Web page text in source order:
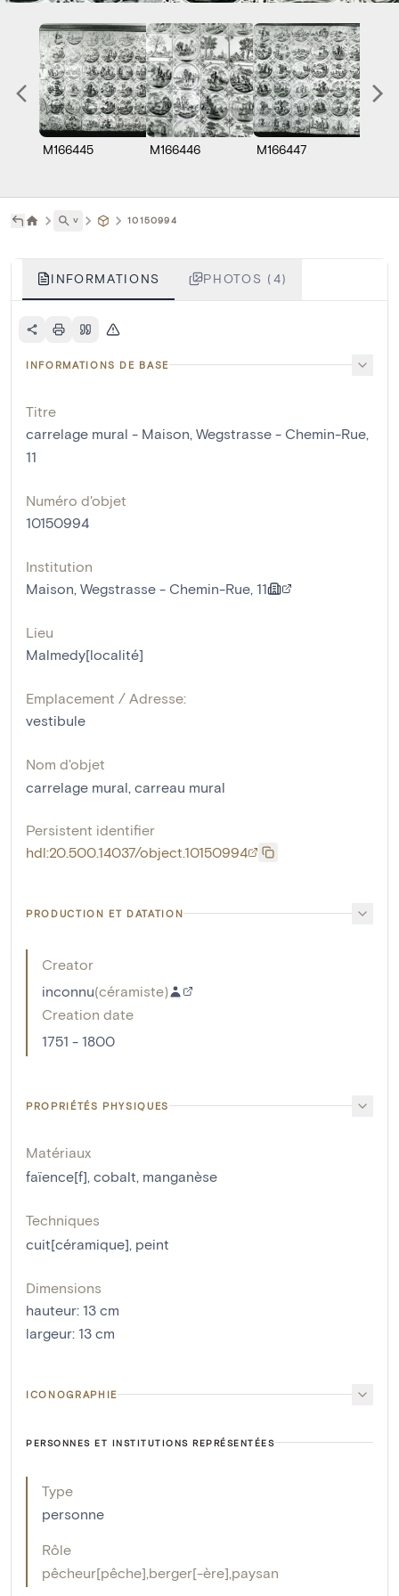
M166445 M166446 M166447
˅ 10150994
INFORMATIONS PHOTOS (4)
INFORMATIONS DE BASE
Titre
carrelage mural - Maison, Wegstrasse - Chemin-Rue,
11
Numéro d'objet
10150994
Institution
Maison, Wegstrasse - Chemin-Rue, 11
Lieu
Malmedy[localité]
Emplacement / Adresse:
vestibule
Nom d'objet
carrelage mural carreau mural
Persistent identifier
hdl:20.500.14037/object.10150994
PRODUCTION ET DATATION
Creator
inconnu(céramiste)
Creation date
1751 - 1800
PROPRIÉTÉS PHYSIQUES
Matériaux
faïence[f] cobalt manganèse
Techniques
cuit[céramique] peint
Dimensions
hauteur: 13 cm
largeur: 13 cm
ICONOGRAPHIE
PERSONNES ET INSTITUTIONS REPRÉSENTÉES
Type
personne
Rôle
pêcheur[pêche] berger[-ère] paysan